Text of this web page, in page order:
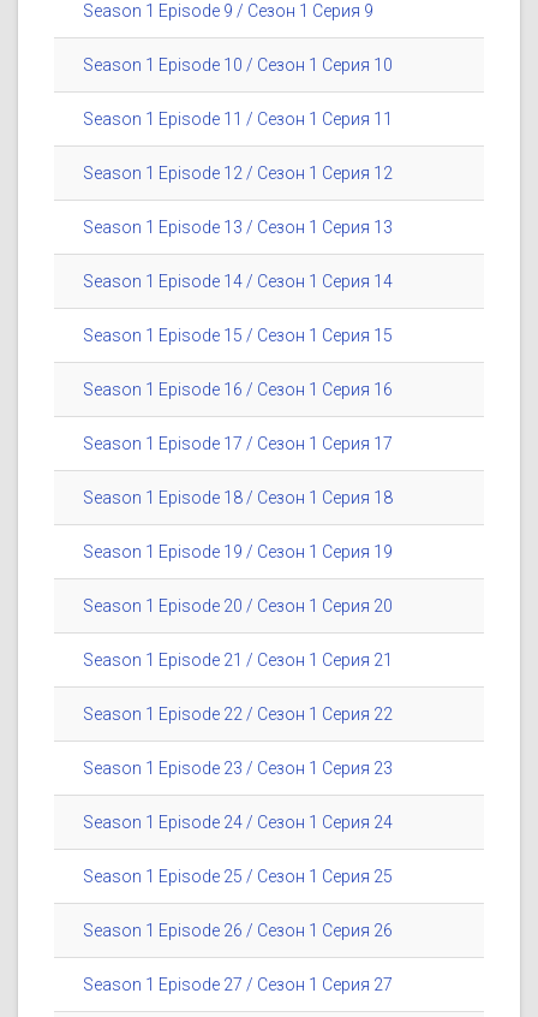
Season 1 Episode 9 / Сезон 1 Серия 9
Season 1 Episode 10 / Сезон 1 Серия 10
Season 1 Episode 11 / Сезон 1 Серия 11
Season 1 Episode 12 / Сезон 1 Серия 12
Season 1 Episode 13 / Сезон 1 Серия 13
Season 1 Episode 14 / Сезон 1 Серия 14
Season 1 Episode 15 / Сезон 1 Серия 15
Season 1 Episode 16 / Сезон 1 Серия 16
Season 1 Episode 17 / Сезон 1 Серия 17
Season 1 Episode 18 / Сезон 1 Серия 18
Season 1 Episode 19 / Сезон 1 Серия 19
Season 1 Episode 20 / Сезон 1 Серия 20
Season 1 Episode 21 / Сезон 1 Серия 21
Season 1 Episode 22 / Сезон 1 Серия 22
Season 1 Episode 23 / Сезон 1 Серия 23
Season 1 Episode 24 / Сезон 1 Серия 24
Season 1 Episode 25 / Сезон 1 Серия 25
Season 1 Episode 26 / Сезон 1 Серия 26
Season 1 Episode 27 / Сезон 1 Серия 27